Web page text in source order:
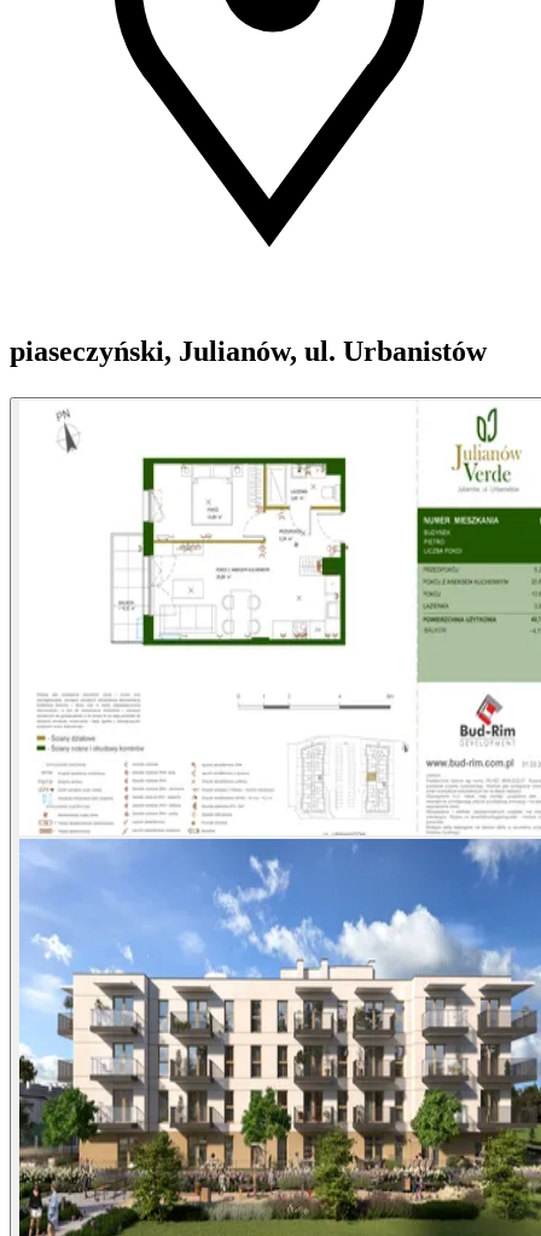
piaseczyński, Julianów, ul. Urbanistów